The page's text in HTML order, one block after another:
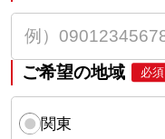
ご希望の地域 必須
関東